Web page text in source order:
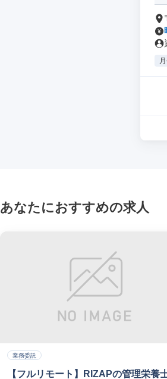
あなたにおすすめの求人
業務委託
【フルリモート】RIZAPの管理栄養